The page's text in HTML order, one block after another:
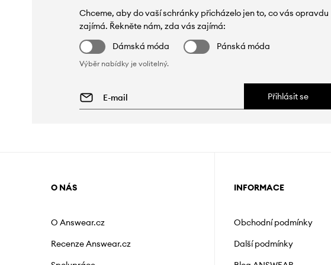
Chceme, aby do vaší schránky přicházelo jen to, co vás opravdu
zajímá. Řekněte nám, zda vás zajímá:
Dámská móda
Pánská móda
Výběr nabídky je volitelný.
Přihlásit se
O NÁS
O Answear.cz
Recenze Answear.cz
INFORMACE
Obchodní podmínky
Další podmínky